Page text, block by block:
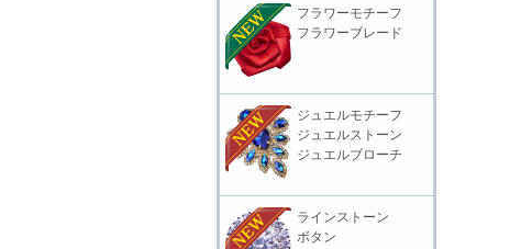
フラワーモチーフ
フラワーブレード
ジュエルモチーフ
ジュエルストーン
ジュエルブローチ
ラインストーン
ボタン